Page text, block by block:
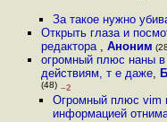
За такое нужно
Открыть глаза и
редактора , Аноним
огромный плюс наны в
действиям, т е даже,
(48) –2
Огромный плюс vim
информацией